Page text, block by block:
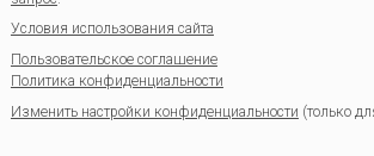
Условия использования сайта
Пользовательское соглашение
Политика конфиденциальности
Изменить настройки конфиденциальности (только